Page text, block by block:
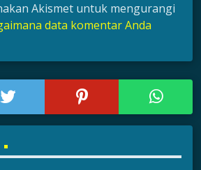
Akismet untuk mengurangi
data komentar Anda